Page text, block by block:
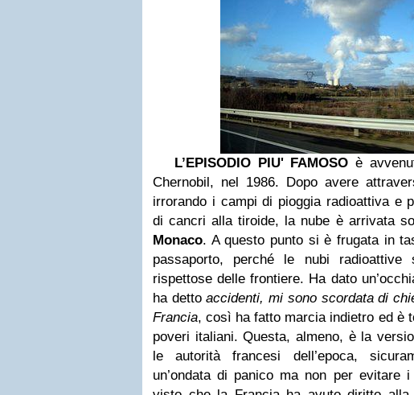
L’EPISODIO PIU' FAMOSO è
Chernobil, nel 1986. Dopo avere
irrorando i campi di pioggia radioattiva e
di cancri alla tiroide, la nube è arrivata
Monaco. A questo punto si è frugata in
passaporto, perché le nubi radioattive
rispettose delle frontiere. Ha dato
ha dettoaccidenti, mi sono scordata di
Francia, così ha fatto marcia indietro ed è
poveri italiani. Questa, almeno, è la
le autorità francesi dell’epoca,
un’ondata di panico ma non per evitare